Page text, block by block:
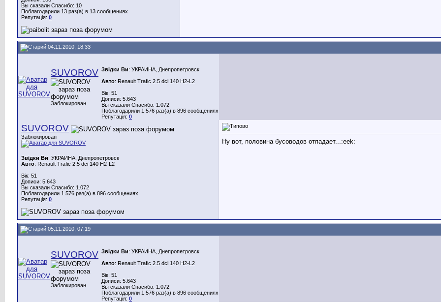
Вы сказали Спасибо: 10
Поблагодарили 13 раз(а) в 13 сообщениях
Репутація: 0
04.11.2010, 18:33
SUVOROV
Заблокирован
Звідки Ви: УКРАИНА, Днепропетровск
Авто: Renault Trafic 2.5 dci 140 H2-L2
Вік: 51
Дописи: 5.643
Вы сказали Спасибо: 1.072
Поблагодарили 1.576 раз(а) в 896 сообщениях
Репутація: 0
SUVOROV
Заблокирован
Звідки Ви: УКРАИНА, Днепропетровск
Авто: Renault Trafic 2.5 dci 140 H2-L2
Вік: 51
Дописи: 5.643
Вы сказали Спасибо: 1.072
Поблагодарили 1.576 раз(а) в 896 сообщениях
Репутація: 0
Ну вот, половина бусоводов отпадает...:eek:
05.11.2010, 07:19
SUVOROV
Заблокирован
Звідки Ви: УКРАИНА, Днепропетровск
Авто: Renault Trafic 2.5 dci 140 H2-L2
Вік: 51
Дописи: 5.643
Вы сказали Спасибо: 1.072
Поблагодарили 1.576 раз(а) в 896 сообщениях
Репутація: 0